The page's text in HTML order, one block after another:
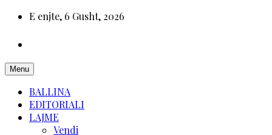
E enjte, 6 Gusht, 2026
Menu
BALLINA
EDITORIALI
LAJME
Vendi